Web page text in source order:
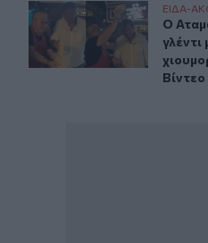
Ο Αταμάν σε κέφια στηΕΙΔΑ-
Ο
Ο
γλέντι
Βίντεο